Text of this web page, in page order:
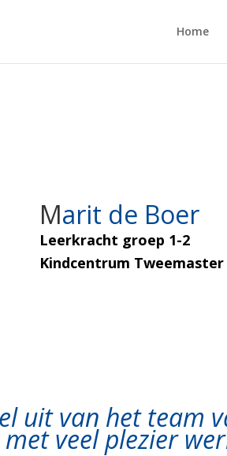
Home
Marit de Boer
Leerkracht groep 1-2
Kindcentrum Tweemaster
uit van het team
veel plezier